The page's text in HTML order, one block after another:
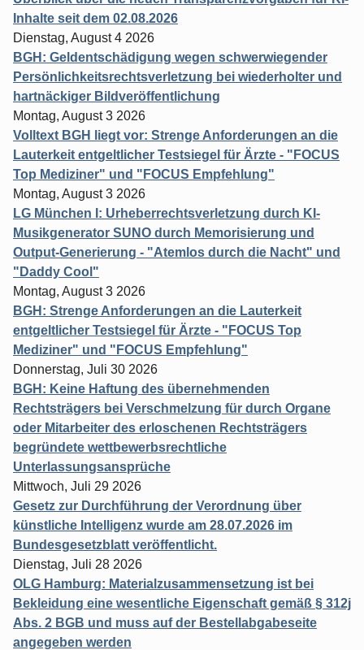
Inhalte seit dem 02.08.2026
Dienstag, August 4 2026
BGH: Geldentschädigung wegen schwerwiegender
Persönlichkeitsrechtsverletzung bei wiederholter und
hartnäckiger Bildveröffentlichung
Montag, August 3 2026
Volltext BGH liegt vor: Strenge Anforderungen an die
Lauterkeit entgeltlicher Testsiegel für Ärzte - "FOCUS
Top Mediziner" und "FOCUS Empfehlung"
Montag, August 3 2026
LG München I: Urheberrechtsverletzung durch KI-
Musikgenerator SUNO durch Memorisierung und
Output-Generierung - "Atemlos durch die Nacht" und
"Daddy Cool"
Montag, August 3 2026
BGH: Strenge Anforderungen an die Lauterkeit
entgeltlicher Testsiegel für Ärzte - "FOCUS Top
Mediziner" und "FOCUS Empfehlung"
Donnerstag, Juli 30 2026
BGH: Keine Haftung des übernehmenden
Rechtsträgers bei Verschmelzung für durch Organe
oder Mitarbeiter des erloschenen Rechtsträgers
begründete wettbewerbsrechtliche
Unterlassungsansprüche
Mittwoch, Juli 29 2026
Gesetz zur Durchführung der Verordnung über
künstliche Intelligenz wurde am 28.07.2026 im
Bundesgesetzblatt veröffentlicht.
Dienstag, Juli 28 2026
OLG Hamburg: Materialzusammensetzung ist bei
Bekleidung eine wesentliche Eigenschaft gemäß § 312j
Abs. 2 BGB und muss auf der Bestellabgabeseite
angegeben werden